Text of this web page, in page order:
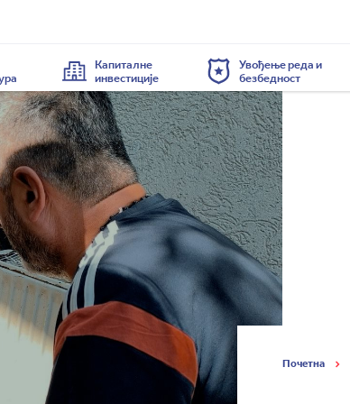
Капиталне
инвестиције
Увођење реда и
безбедност
Почетна